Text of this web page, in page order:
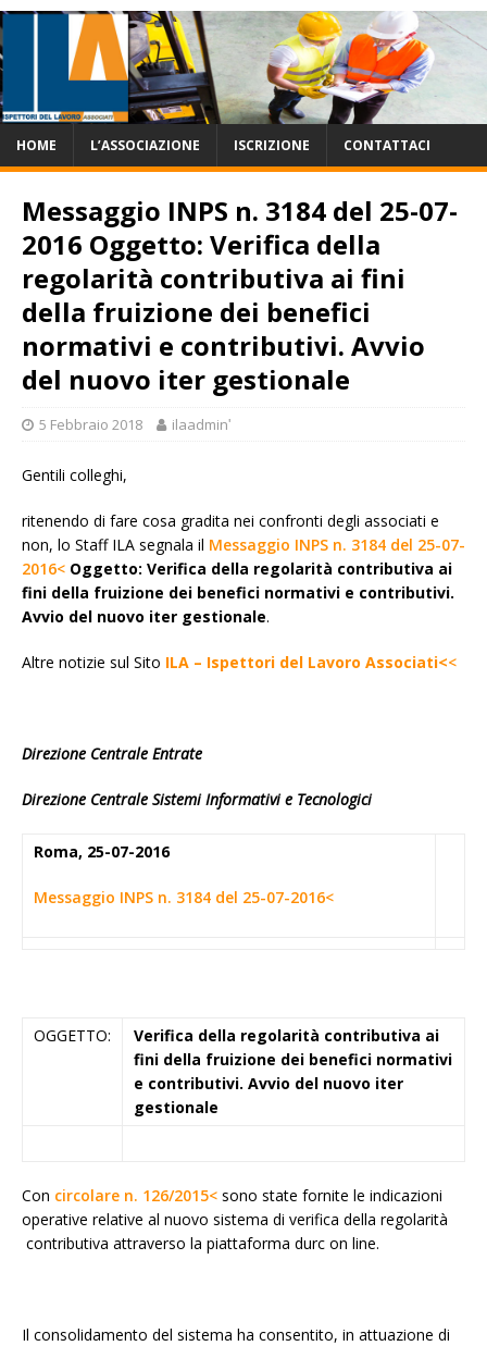
HOME L’ASSOCIAZIONE ISCRIZIONE CONTATTACI
Messaggio INPS n. 3184 del 25-07-
2016 Oggetto: Verifica della
regolarità contributiva ai fini
della fruizione dei benefici
normativi e contributivi. Avvio
del nuovo iter gestionale
5 Febbraio 2018 ilaadminʹ
Gentili colleghi,
ritenendo di fare cosa gradita nei confronti degli associati e
non, lo Staff ILA segnala il Messaggio INPS n. 3184 del 25-07-
2016< Oggetto: Verifica della regolarità contributiva ai
fini della fruizione dei benefici normativi e contributivi.
Avvio del nuovo iter gestionale.
Altre notizie sul Sito ILA – Ispettori del Lavoro Associati<<
Direzione Centrale Entrate
Direzione Centrale Sistemi Informativi e Tecnologici
Roma, 25-07-2016
Messaggio INPS n. 3184 del 25-07-2016<
OGGETTO:
Verifica della regolarità contributiva ai
fini della fruizione dei benefici normativi
e contributivi. Avvio del nuovo iter
gestionale
Con circolare n. 126/2015< sono state fornite le indicazioni
operative relative al nuovo sistema di verifica della regolarità
contributiva attraverso la piattaforma durc on line.
Il consolidamento del sistema ha consentito, in attuazione di